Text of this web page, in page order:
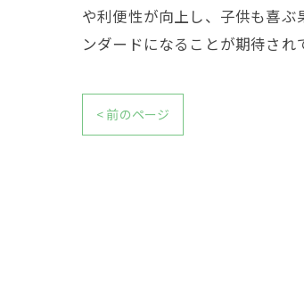
や利便性が向上し、子供も喜
ンダードになることが期待され
< 前のページ